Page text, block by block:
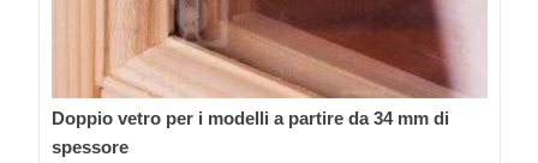
Doppio vetro per i modelli a partire da 34 mm di
spessore